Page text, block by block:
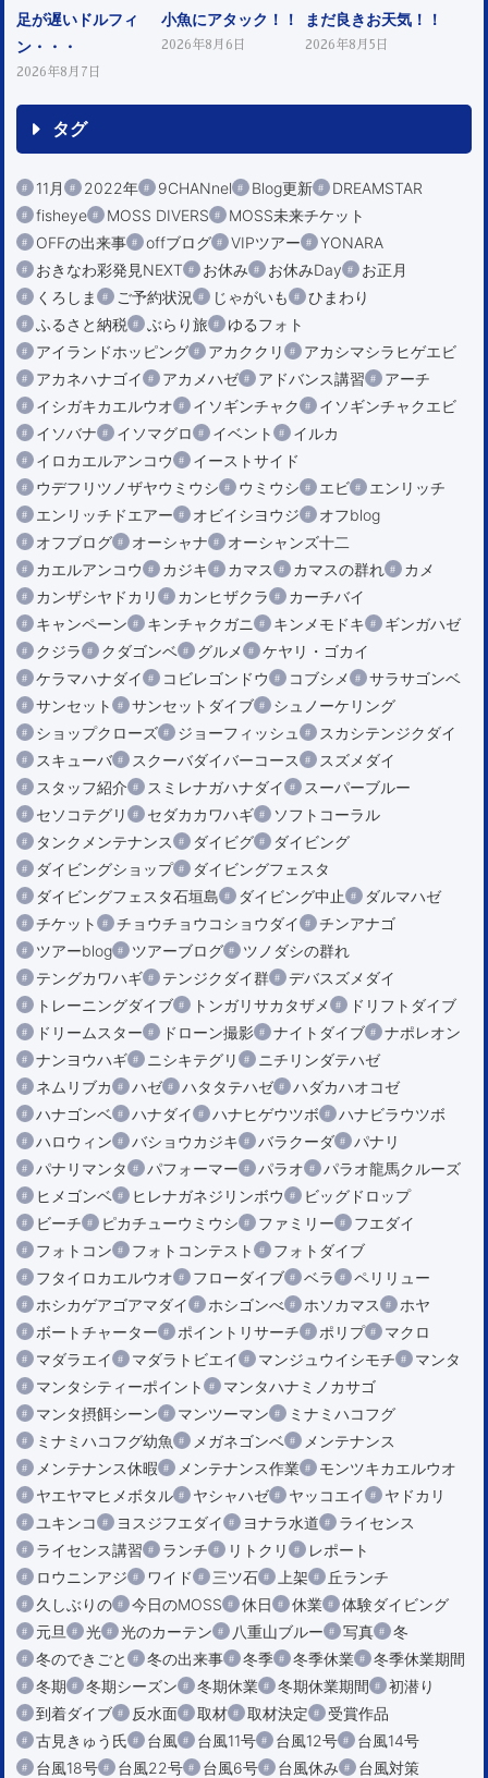
足が遅いドルフィ
ン・・・
2026年8月7日
小魚にアタック！！
2026年8月6日
まだ良きお天気！！
2026年8月5日
タグ
11月 2022年 9CHANnel Blog更新
DREAMSTAR
fisheye
MOSS DIVERS
MOSS未来チケット
OFFの出来事
offブログ VIPツアー
YONARA
おきなわ彩発見NEXT
お休み お休みDay
お正月
くろしま
ご予約状況 じゃがいも
ひまわり
ふるさと納税
ぶらり旅
ゆるフォト
アイランドホッピング
アカククリ
アカシマシラヒゲエビ
アカネハナゴイ
アカメハゼ アドバンス講習
アーチ
イシガキカエルウオ
イソギンチャク
イソギンチャクエビ
イソバナ
イソマグロ イベント
イルカ
イロカエルアンコウ
イーストサイド
ウデフリツノザヤウミウシ
ウミウシ エビ
エンリッチ
エンリッチドエアー
オビイシヨウジ
オフblog
オフブログ
オーシャナ
オーシャンズ十二
カエルアンコウ
カジキ カマス カマスの群れ
カメ
カンザシヤドカリ
カンヒザクラ
カーチバイ
キャンペーン
キンチャクガニ キンメモドキ
ギンガハゼ
クジラ
クダゴンベ グルメ
ケヤリ・ゴカイ
ケラマハナダイ
コビレゴンドウ コブシメ
サラサゴンベ
サンセット
サンセットダイブ
シュノーケリング
ショップクローズ
ジョーフィッシュ
スカシテンジクダイ
スキューバ
スクーバダイバーコース
スズメダイ
スタッフ紹介
スミレナガハナダイ
スーパーブルー
セソコテグリ
セダカカワハギ
ソフトコーラル
タンクメンテナンス
ダイビグ
ダイビング
ダイビングショップ
ダイビングフェスタ
ダイビングフェスタ石垣島
ダイビング中止
ダルマハゼ
チケット
チョウチョウコショウダイ
チンアナゴ
ツアーblog
ツアーブログ
ツノダシの群れ
テングカワハギ
テンジクダイ群
デバスズメダイ
トレーニングダイブ
トンガリサカタザメ
ドリフトダイブ
ドリームスター
ドローン撮影 ナイトダイブ
ナポレオン
ナンヨウハギ
ニシキテグリ
ニチリンダテハゼ
ネムリブカ
ハゼ ハタタテハゼ
ハダカハオコゼ
ハナゴンベ
ハナダイ ハナヒゲウツボ
ハナビラウツボ
ハロウィン
バショウカジキ バラクーダ
パナリ
パナリマンタ
パフォーマー パラオ
パラオ龍馬クルーズ
ヒメゴンベ
ヒレナガネジリンボウ
ビッグドロップ
ビーチ
ピカチューウミウシ ファミリー
フエダイ
フォトコン
フォトコンテスト
フォトダイブ
フタイロカエルウオ
フローダイブ ベラ
ペリリュー
ホシカゲアゴアマダイ
ホシゴンべ ホソカマス
ホヤ
ボートチャーター
ポイントリサーチ ポリプ
マクロ
マダラエイ
マダラトビエイ マンジュウイシモチ
マンタ
マンタシティーポイント
マンタハナミノカサゴ
マンタ摂餌シーン
マンツーマン
ミナミハコフグ
ミナミハコフグ幼魚
メガネゴンベ
メンテナンス
メンテナンス休暇
メンテナンス作業
モンツキカエルウオ
ヤエヤマヒメボタル
ヤシャハゼ ヤッコエイ
ヤドカリ
ユキンコ
ヨスジフエダイ ヨナラ水道
ライセンス
ライセンス講習
ランチ リトクリ
レポート
ロウニンアジ
ワイド 三ツ石 上架
丘ランチ
久しぶりの
今日のMOSS 休日 休業
体験ダイビング
元旦
光 光のカーテン 八重山ブルー 写真
冬
冬のできごと
冬の出来事 冬季 冬季休業
冬季休業期間
冬期
冬期シーズン 冬期休業 冬期休業期間
初潜り
到着ダイブ
反水面 取材 取材決定
受賞作品
古見きゅう氏
台風 台風11号 台風12号
台風14号
台風18号
台風22号 台風6号 台風休み
台風対策